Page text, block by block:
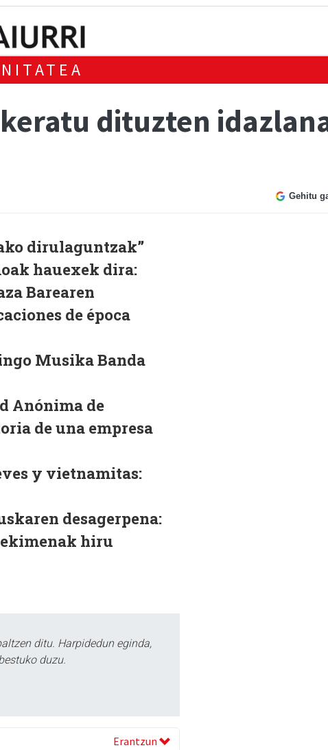
dituzten
Gehitu
dirulaguntzak”
hauexek dira:
Barearen
de época
Musika Banda
Anónima de
de una empresa
y vietnamitas:
desagerpena:
ekimenak hiru
ditu. Harpidedun eginda,
duzu.
Erantzun